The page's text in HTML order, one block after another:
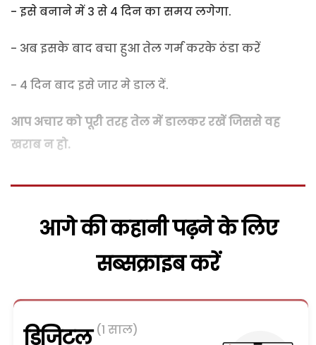
- इसे बनाने में 3 से 4 दिन का समय लगेगा.
- अब इसके बाद बचा हुआ तेल गर्म करके ठंडा करें
- 4 दिन बाद इसे जार मे डाल दें.
आप अचार को पूरी तरह तेल में डालकर रखें जिससे वह
खराब न हो.
आगे की कहानी पढ़ने के लिए
सब्सक्राइब करें
डिजिटल (1 साल)